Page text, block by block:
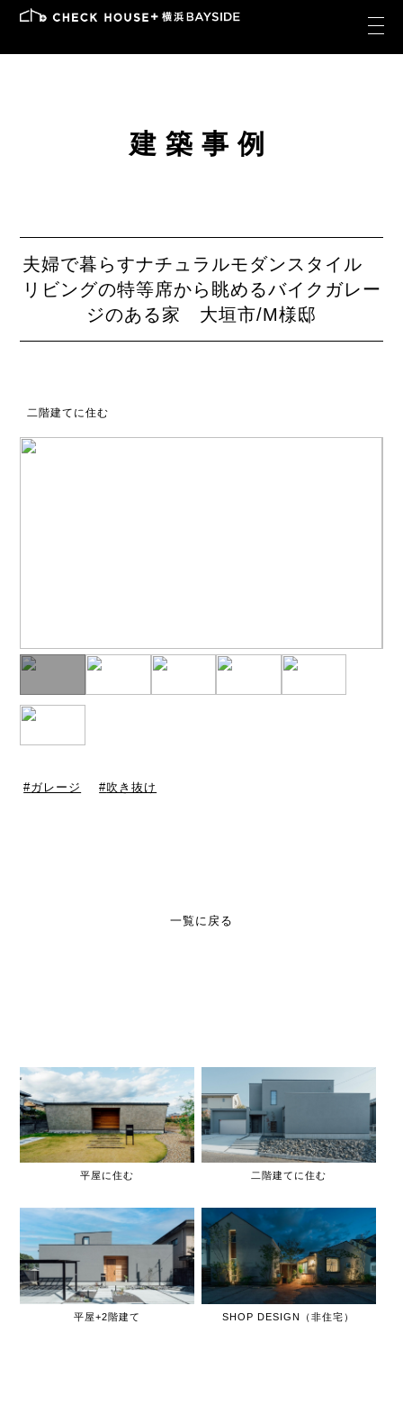
建築事例
夫婦で暮らすナチュラルモダンスタイル
リビングの特等席から眺めるバイクガレー
ジのある家 大垣市/M様邸
二階建てに住む
ガレージ 吹き抜け
一覧に戻る
平屋に住む 二階建てに住む
平屋+2階建て SHOP DESIGN（非住宅）